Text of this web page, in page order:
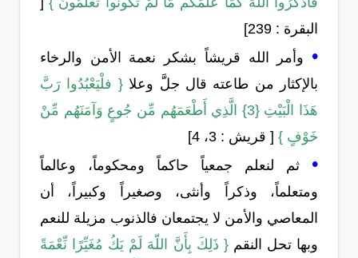
البقرة : 239]
• وأمر الله قريشاً بشكر نعمة الأمن والرخاء
بالإكثار من طاعته قال جلَّ وعلا{ فلْيَعْبُدُوا رَبَّ
هَذَا الْبَيْتِ {3} الَّذِي أَطْعَمَهُم مِّن جُوعٍ وَآمَنَهُم مِّنْ
خَوْفٍ } [ قريش : 3، 4]
• ثم لنعلم جمعياً حاكماً ومحكوماً، وعالماً
ومتعلماً، وذكراً وأنثى، وصغيراً وكبيراً، أن
المعاصي والأمن لا يجتمعان فالذنوب مزيلة للنعم
وبها تحل النقم{ ذَلِكَ بِأَنَّ اللّهَ لَمْ يَكُ مُغَيِّرًا نِّعْمَةً